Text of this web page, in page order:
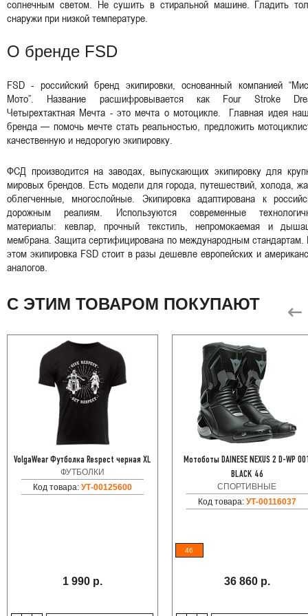
солнечным светом. Не сушить в стиральной машине. Гладить
снаружи при низкой температуре.
О бренде FSD
FSD - российский бренд экипировки, основанный компанией
Мото”. Название расшифровывается как Four Stroke
Четырехтактная Мечта - это мечта о мотоцикле. Главная идея
бренда — помочь мечте стать реальностью, предложить
качественную и недорогую экипировку.
ФСД производится на заводах, выпускающих экипировку для
мировых брендов. Есть модели для города, путешествий, холода,
облегченные, многослойные. Экипировка адаптирована к
дорожным реалиям. Используются современные
материалы: кевлар, прочный текстиль, непромокаемая и
мембрана. Защита сертифицирована по международным стандартам.
этом экипировка FSD стоит в разы дешевле европейских и
аналогов.
С ЭТИМ ТОВАРОМ ПОКУПАЮТ
VolgaWear Футболка Respect черная XL
ФУТБОЛКИ
Код товара: УТ-00125600
1 990 р.
Мотоботы DAINESE NEXUS 2 D-WP
BLACK 46
СПОРТИВНЫЕ
Код товара: УТ-00116037
46
36 860 р.